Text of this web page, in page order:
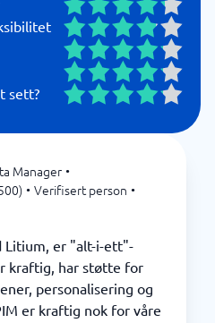
sett?
Manager •
• Verifisert person •
Litium, er "alt-i-ett"-
kraftig, har støtte for
personalisering og
er kraftig nok for våre